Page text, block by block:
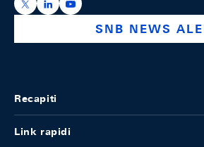
https://x.com/snb_bns
https://ch.linkedin.com/
https://
SNB NEWS
Recapiti
Link rapidi